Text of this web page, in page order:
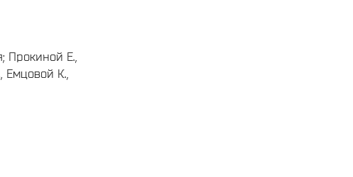
Прокиной Е.,
Емцовой К.,